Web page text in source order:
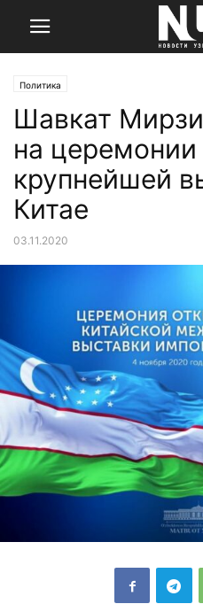
Политика
Шавкат
на
крупнейшей
Китае
03.11.2020